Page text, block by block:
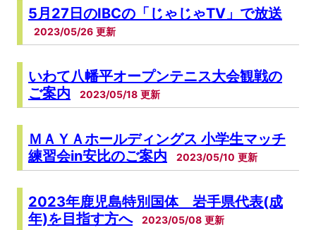
5月27日のIBCの「じゃじゃTV」で放送
2023/05/26
いわて八幡平オープンテニス大会観戦の
ご案内
2023/05/18
ＭＡＹＡホールディングス 小学生マッチ
練習会in安比のご案内
2023/05/10
2023年鹿児島特別国体 岩手県代表(成
年)を目指す方へ
2023/05/08